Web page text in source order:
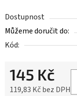
Dostupnost
Můžeme doručit do:
Kód:
145 Kč
119,83 Kč bez DPH